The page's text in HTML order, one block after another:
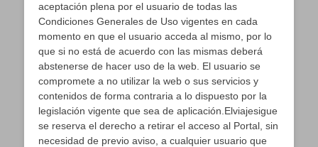
aceptación plena por el usuario de todas las
Condiciones Generales de Uso vigentes en cada
momento en que el usuario acceda al mismo, por lo
que si no está de acuerdo con las mismas deberá
abstenerse de hacer uso de la web. El usuario se
compromete a no utilizar la web o sus servicios y
contenidos de forma contraria a lo dispuesto por la
legislación vigente que sea de aplicación.Elviajesigue
se reserva el derecho a retirar el acceso al Portal, sin
necesidad de previo aviso, a cualquier usuario que